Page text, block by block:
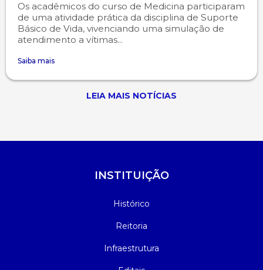
Os acadêmicos do curso de Medicina participaram
de uma atividade prática da disciplina de Suporte
Básico de Vida, vivenciando uma simulação de
atendimento a vítimas...
Saiba mais
LEIA MAIS NOTÍCIAS
INSTITUIÇÃO
Histórico
Reitoria
Infraestrutura